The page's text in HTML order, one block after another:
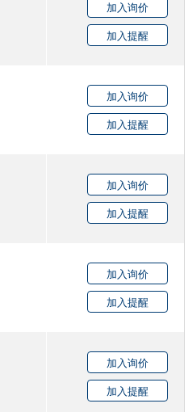
加入询价
加入提醒
加入询价
加入提醒
加入询价
加入提醒
加入询价
加入提醒
加入询价
加入提醒